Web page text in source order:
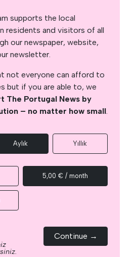
supports the local
residents and visitors of all
our newspaper, website,
newsletter.
not everyone can afford to
but if you are able to, we
The Portugal News by
– no matter how small.
Aylık Yıllık
5,00 € / month
Continue →